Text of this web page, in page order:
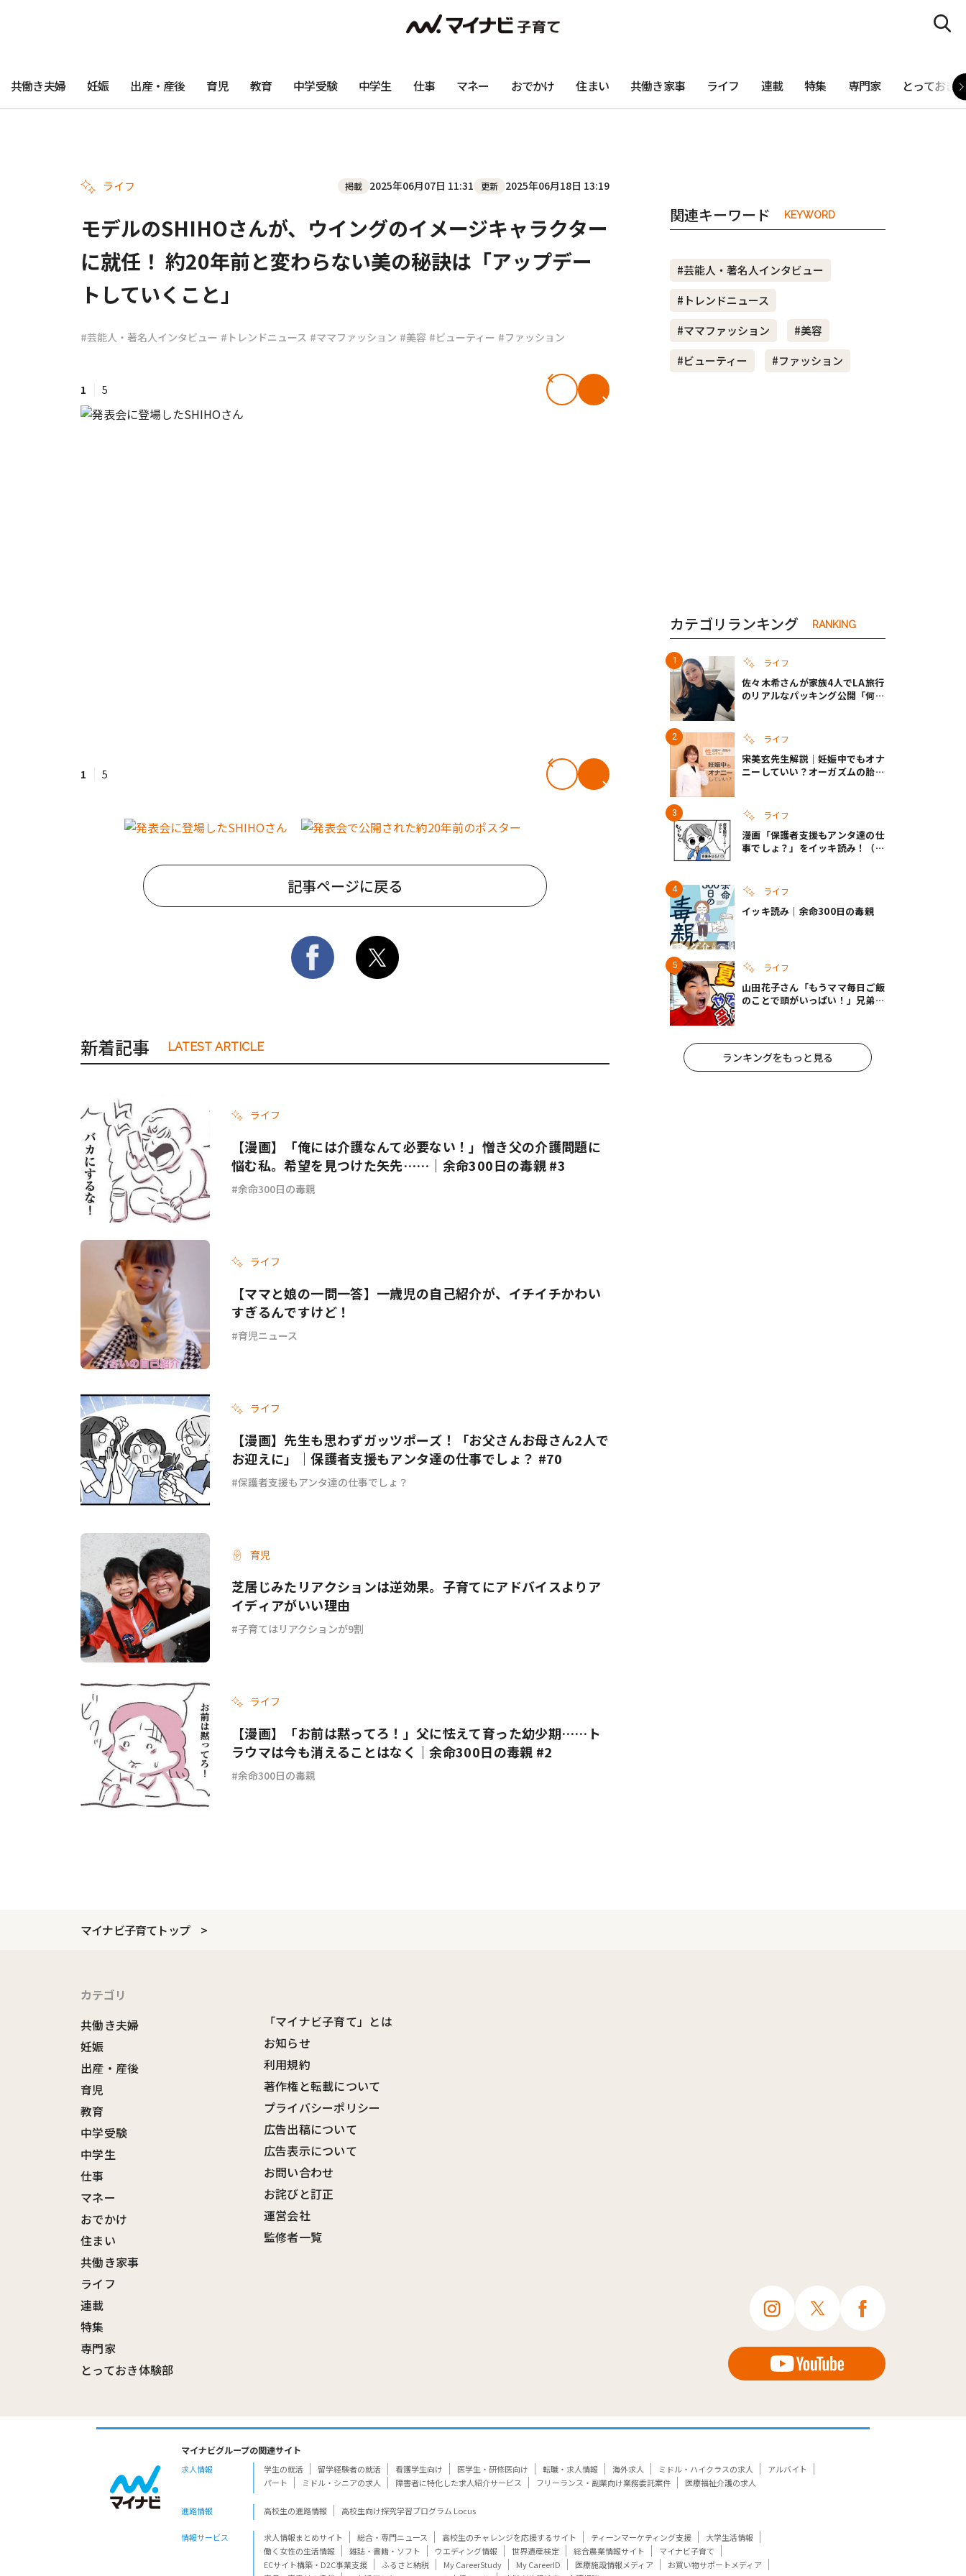
#共働き夫婦 #産休 #育休
#渡邊大地の令和的ワーパパ道
共働き夫婦 妊娠 出産・産後 育児 教育 中学受験 中学生 仕事 マネー おでかけ 住まい 共働き家事 ライフ 連載 特集 専門家 とっておき
ライフ 掲載 2025年06月07日 11:31 更新 2025年06月18日 13:19
モデルのSHIHOさんが、ウイングのイメージキャラクター
に就任！ 約20年前と変わらない美の秘訣は「アップデー
トしていくこと」
#芸能人・著名人インタビュー #トレンドニュース #ママファッション #美容 #ビューティー #ファッション
1 5
1 5
記事ページに戻る
新着記事 LATEST ARTICLE
ライフ
【漫画】「俺には介護なんて必要ない！」憎き父の介護問題に
悩む私。希望を見つけた矢先……｜余命300日の毒親 #3
余命300日の毒親
ライフ
【ママと娘の一問一答】一歳児の自己紹介が、イチイチかわい
すぎるんですけど！
育児ニュース
ライフ
【漫画】先生も思わずガッツポーズ！「お父さんお母さん2人で
お迎えに」｜保護者支援もアンタ達の仕事でしょ？ #70
保護者支援もアンタ達の仕事でしょ？
育児
芝居じみたリアクションは逆効果。子育てにアドバイスよりア
イディアがいい理由
子育てはリアクションが9割
ライフ
【漫画】「お前は黙ってろ！」父に怯えて育った幼少期……ト
ラウマは今も消えることはなく｜余命300日の毒親 #2
余命300日の毒親
関連キーワード KEYWORD
#芸能人・著名人インタビュー
#トレンドニュース
#ママファッション
#美容
#ビューティー
#ファッション
カテゴリランキング RANKING
ライフ
佐々木希さんが家族4人でLA旅行
のリアルなパッキング公開「何が
ライフ
宋美玄先生解説｜妊娠中でもオナ
ニーしていい？オーガズムの胎児
ライフ
漫画「保護者支援もアンタ達の仕
事でしょ？」をイッキ読み！（右
ライフ
イッキ読み｜余命300日の毒親
ライフ
山田花子さん「もうママ毎日ご飯
のことで頭がいっぱい！」兄弟夏
ランキングをもっと見る
マイナビ子育てトップ
カテゴリ
共働き夫婦
妊娠
出産・産後
育児
教育
中学受験
中学生
仕事
マネー
おでかけ
住まい
共働き家事
ライフ
連載
特集
専門家
とっておき体験部
「マイナビ子育て」とは
お知らせ
利用規約
著作権と転載について
プライバシーポリシー
広告出稿について
広告表示について
お問い合わせ
お詫びと訂正
運営会社
監修者一覧
マイナビグループの関連サイト
求人情報 学生の就活 留学経験者の就活 看護学生向け 医学生・研修医向け 転職・求人情報 海外求人 ミドル・ハイクラスの求人
アルバイト
パート
ミドル・シニアの求人 障害者に特化した求人紹介サービス フリーランス・副業向け業務委託案件 医療福祉介護の求人
進路情報 高校生の進路情報 高校生向け探究学習プログラム Locus
情報サービス 求人情報まとめサイト 総合・専門ニュース 高校生のチャレンジを応援するサイト ティーンマーケティング支援
大学生活情報
働く女性の生活情報
雑誌・書籍・ソフト ウエディング情報 世界遺産検定 総合農業情報サイト
マイナビ子育て
ECサイト構築・D2C事業支援
ふるさと納税 My CareerStudy My CareerID 医療施設情報メディア
お買い物サポートメディア